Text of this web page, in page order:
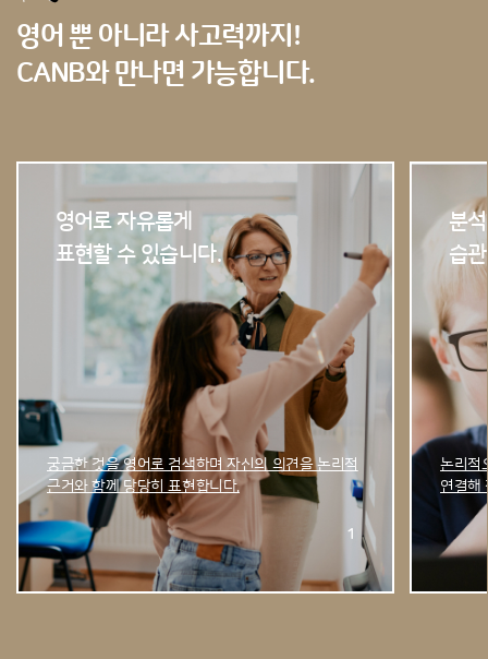
영어 뿐 아니라 사고력까지!
CANB와 만나면 가능합니다.
영어로 자유롭게
표현할 수 있습니다.
궁금한 것을 영어로 검색하며 자신의 의견을 논리적
근거와 함께 당당히 표현합니다.
분
습
논리적
연결해